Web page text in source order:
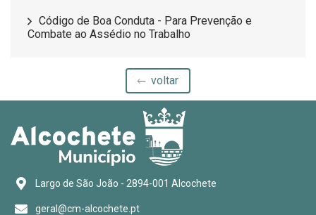
Código de Boa Conduta - Para Prevenção e
Combate ao Assédio no Trabalho
voltar
Largo de São João - 2894-001 Alcochete
geral@cm-alcochete.pt